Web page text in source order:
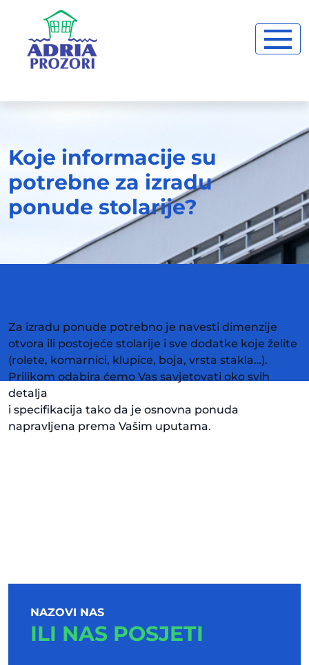
Koje informacije su
potrebne za izradu
ponude stolarije?
Za izradu ponude potrebno je navesti dimenzije
otvora ili postojeće stolarije i sve dodatke koje želite
(rolete, komarnici, klupice, boja, vrsta stakla…).
Prilikom odabira ćemo Vas savjetovati oko svih
detalja
i specifikacija tako da je osnovna ponuda
napravljena prema Vašim uputama.
NAZOVI NAS
ILI NAS POSJETI